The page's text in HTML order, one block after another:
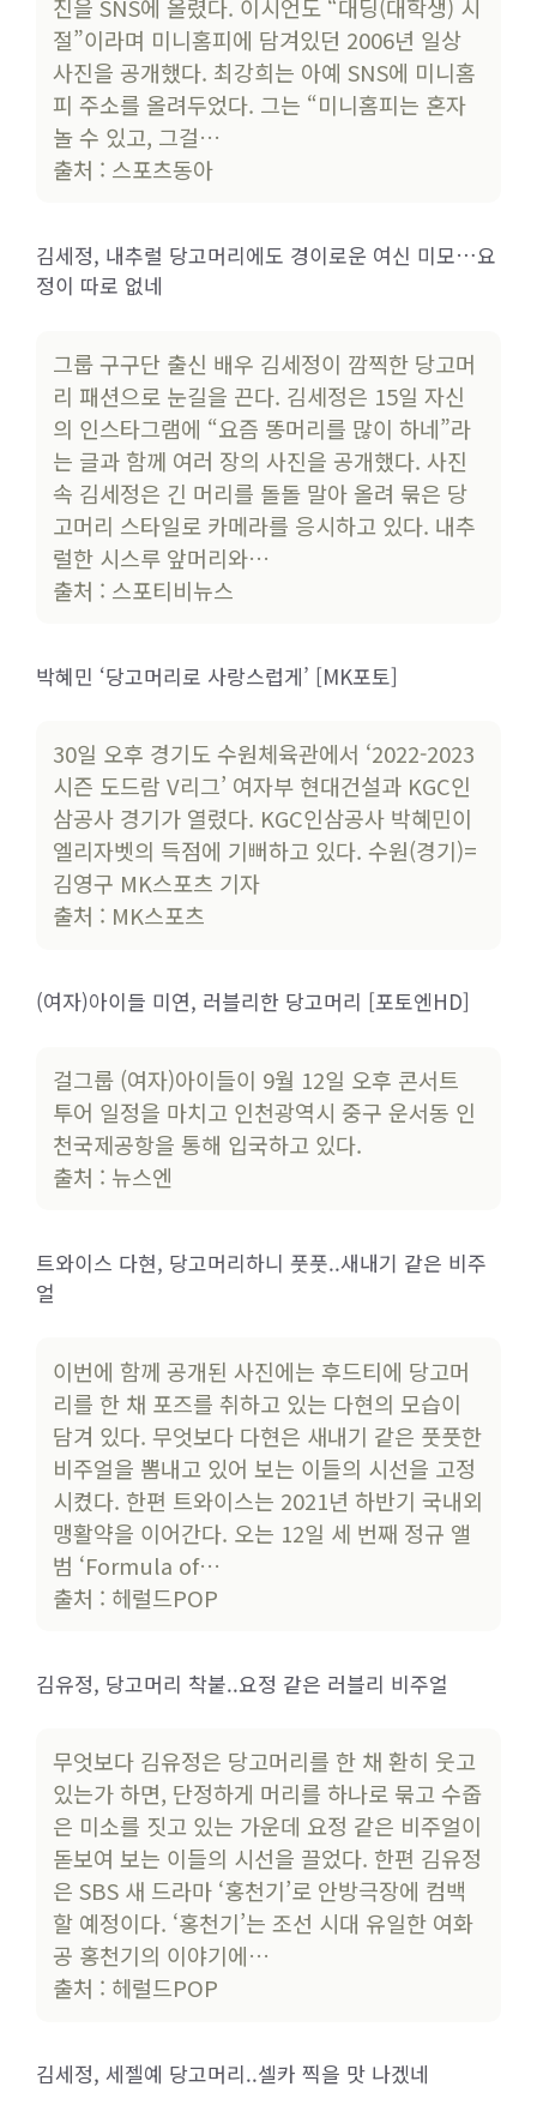
진을 SNS에 올렸다. 이시언도 “대딩(대학생) 시
절”이라며 미니홈피에 담겨있던 2006년 일상
사진을 공개했다. 최강희는 아예 SNS에 미니홈
피 주소를 올려두었다. 그는 “미니홈피는 혼자
놀 수 있고, 그걸…
출처 : 스포츠동아
김세정, 내추럴 당고머리에도 경이로운 여신 미모…요
정이 따로 없네
그룹 구구단 출신 배우 김세정이 깜찍한 당고머
리 패션으로 눈길을 끈다. 김세정은 15일 자신
의 인스타그램에 “요즘 똥머리를 많이 하네”라
는 글과 함께 여러 장의 사진을 공개했다. 사진
속 김세정은 긴 머리를 돌돌 말아 올려 묶은 당
고머리 스타일로 카메라를 응시하고 있다. 내추
럴한 시스루 앞머리와…
출처 : 스포티비뉴스
박혜민 ‘당고머리로 사랑스럽게’ [MK포토]
30일 오후 경기도 수원체육관에서 ‘2022-2023
시즌 도드람 V리그’ 여자부 현대건설과 KGC인
삼공사 경기가 열렸다. KGC인삼공사 박혜민이
엘리자벳의 득점에 기뻐하고 있다. 수원(경기)=
김영구 MK스포츠 기자
출처 : MK스포츠
(여자)아이들 미연, 러블리한 당고머리 [포토엔HD]
걸그룹 (여자)아이들이 9월 12일 오후 콘서트
투어 일정을 마치고 인천광역시 중구 운서동 인
천국제공항을 통해 입국하고 있다.
출처 : 뉴스엔
트와이스 다현, 당고머리하니 풋풋..새내기 같은 비주
얼
이번에 함께 공개된 사진에는 후드티에 당고머
리를 한 채 포즈를 취하고 있는 다현의 모습이
담겨 있다. 무엇보다 다현은 새내기 같은 풋풋한
비주얼을 뽐내고 있어 보는 이들의 시선을 고정
시켰다. 한편 트와이스는 2021년 하반기 국내외
맹활약을 이어간다. 오는 12일 세 번째 정규 앨
범 ‘Formula of…
출처 : 헤럴드POP
김유정, 당고머리 착붙..요정 같은 러블리 비주얼
무엇보다 김유정은 당고머리를 한 채 환히 웃고
있는가 하면, 단정하게 머리를 하나로 묶고 수줍
은 미소를 짓고 있는 가운데 요정 같은 비주얼이
돋보여 보는 이들의 시선을 끌었다. 한편 김유정
은 SBS 새 드라마 ‘홍천기’로 안방극장에 컴백
할 예정이다. ‘홍천기’는 조선 시대 유일한 여화
공 홍천기의 이야기에…
출처 : 헤럴드POP
김세정, 세젤예 당고머리..셀카 찍을 맛 나겠네